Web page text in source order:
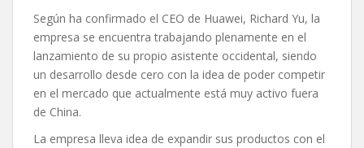
Según ha confirmado el CEO de Huawei, Richard Yu, la
empresa se encuentra trabajando plenamente en el
lanzamiento de su propio asistente occidental, siendo
un desarrollo desde cero con la idea de poder competir
en el mercado que actualmente está muy activo fuera
de China.
La empresa lleva idea de expandir sus productos con el